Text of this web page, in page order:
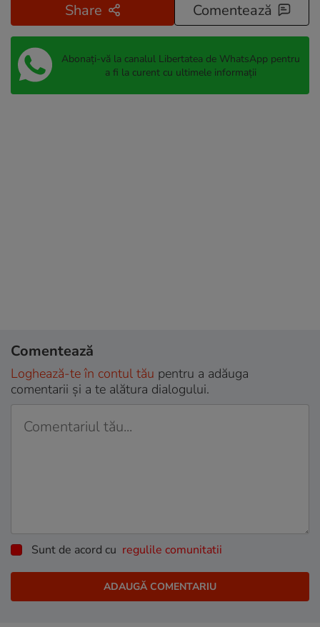
Share Comentează
Abonați-vă la canalul Libertatea de WhatsApp pentru
a fi la curent cu ultimele informații
Comentează
Loghează-te în contul tău pentru a adăuga
comentarii și a te alătura dialogului.
Sunt de acord cu regulile comunitatii